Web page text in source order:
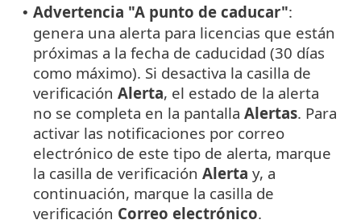
• Advertencia "A punto de caducar":
genera una alerta para licencias que están
próximas a la fecha de caducidad (30 días
como máximo). Si desactiva la casilla de
verificación Alerta, el estado de la alerta
no se completa en la pantalla Alertas. Para
activar las notificaciones por correo
electrónico de este tipo de alerta, marque
la casilla de verificación Alerta y, a
continuación, marque la casilla de
verificación Correo electrónico.